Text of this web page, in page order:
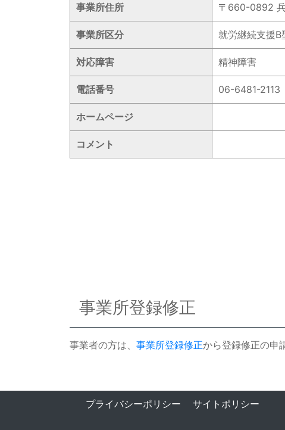
事業所住所 〒660-0892
事業所区分 就労継続支援B
対応障害 精神障害
電話番号 06-6481-2113
ホームページ
コメント
事業所登録修正
事業者の方は、 事業所登録修正から登録修正の申
プライバシーポリシー サイトポリシー